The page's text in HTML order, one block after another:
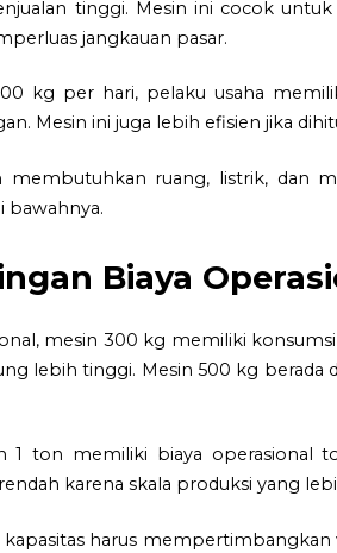
tinggi. Mesin ini cocok
jangkauan pasar.
kg per hari, pelaku usaha
Mesin ini juga lebih efisien jika
membutuhkan ruang, listrik, dan
bawahnya.
Biaya
mesin 300 kg memiliki
lebih tinggi. Mesin 500 kg berada
1 ton memiliki biaya operasional
karena skala produksi yang
harus